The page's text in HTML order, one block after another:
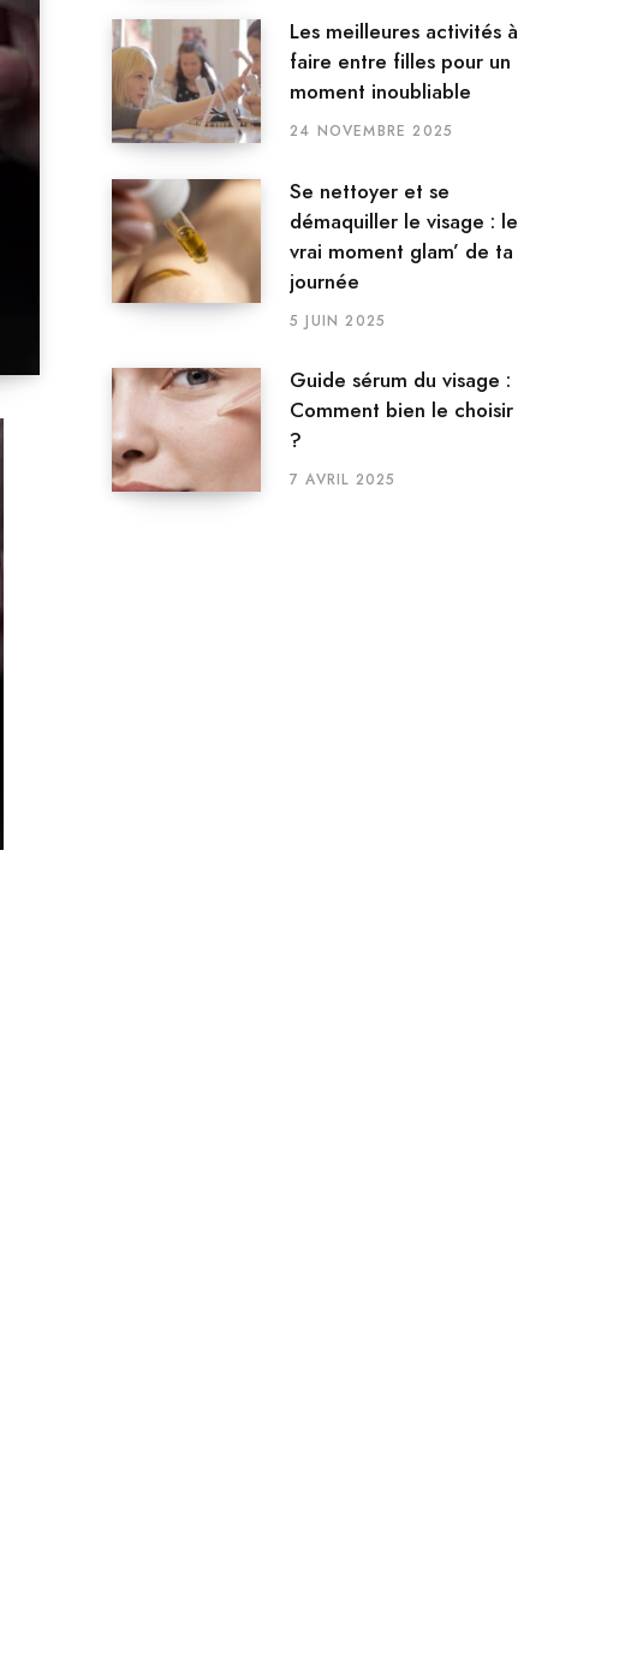
Les meilleures activités à
faire entre filles pour un
moment inoubliable
24 NOVEMBRE 2025
Se nettoyer et se
démaquiller le visage : le
vrai moment glam’ de ta
journée
5 JUIN 2025
Guide sérum du visage :
Comment bien le choisir
?
7 AVRIL 2025